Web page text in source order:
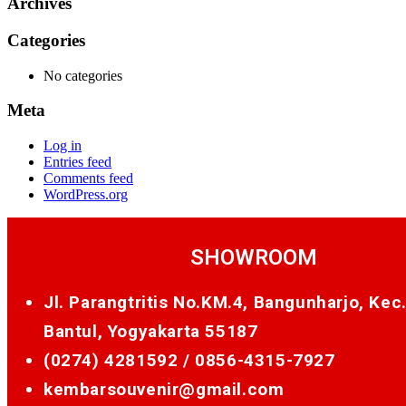
Categories
No categories
Meta
Log in
Entries feed
Comments feed
WordPress.org
SHOWROOM
Jl. Parangtritis No.KM.4, Bangunharjo,
Bantul, Yogyakarta 55187
(0274) 4281592 / 0856-4315-7927
kembarsouvenir@gmail.com